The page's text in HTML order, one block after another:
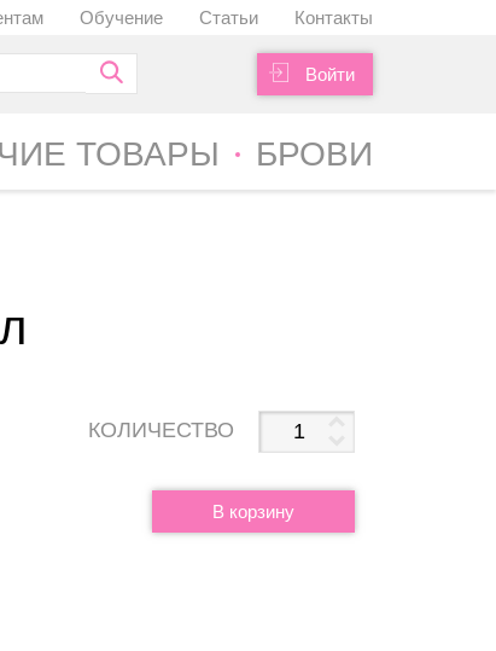
Обучение Статьи Контакты
Войти
ТОВАРЫ БРОВИ
КОЛИЧЕСТВО
В корзину